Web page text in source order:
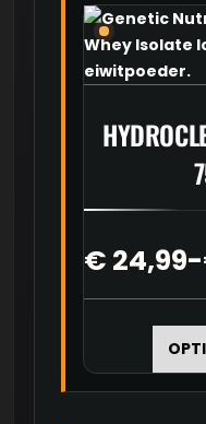
€ 24,99-
€ 24,99
€ 39,90